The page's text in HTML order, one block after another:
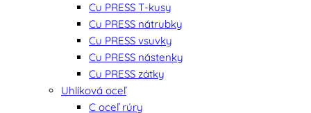
Cu PRESS T-kusy
Cu PRESS nátrubky
Cu PRESS vsuvky
Cu PRESS nástenky
Cu PRESS zátky
Uhlíková oceľ
C oceľ rúry